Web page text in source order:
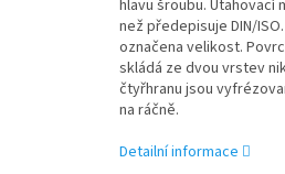
hlavu šroubu.
než předepisuje DIN/
označena velikost.
skládá ze dvou vrstev
čtyřhranu jsou
na ráčně.
Detailní informace